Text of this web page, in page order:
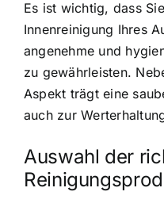
Es ist wichtig, dass
Innenreinigung Ihres
angenehme und
zu gewährleisten.
Aspekt trägt eine
auch zur
Auswahl der